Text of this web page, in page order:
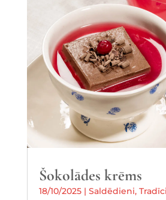
Šokolādes krēms
18/10/2025| Saldēdieni,